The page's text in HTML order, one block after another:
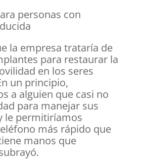
personas con
la empresa trataría de
para restaurar la
en los seres
un principio,
a alguien que casi no
para manejar sus
le permitiríamos
más rápido que
manos que